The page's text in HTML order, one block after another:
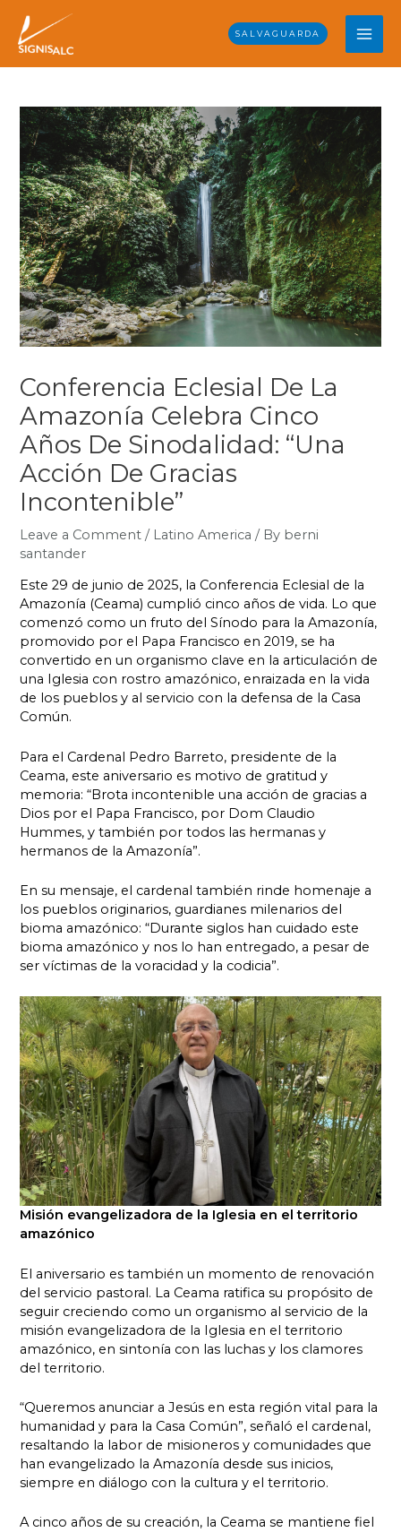
content
SALVAGUARDA
Conferencia Eclesial De La
Amazonía Celebra Cinco
Años De Sinodalidad: “Una
Acción De Gracias
Incontenible”
Leave a Comment / Latino America / By berni
santander
Este 29 de junio de 2025, la Conferencia Eclesial de la
Amazonía (Ceama) cumplió cinco años de vida. Lo que
comenzó como un fruto del Sínodo para la Amazonía,
promovido por el Papa Francisco en 2019, se ha
convertido en un organismo clave en la articulación de
una Iglesia con rostro amazónico, enraizada en la vida
de los pueblos y al servicio con la defensa de la Casa
Común.
Para el Cardenal Pedro Barreto, presidente de la
Ceama, este aniversario es motivo de gratitud y
memoria: “Brota incontenible una acción de gracias a
Dios por el Papa Francisco, por Dom Claudio
Hummes, y también por todos las hermanas y
hermanos de la Amazonía”.
En su mensaje, el cardenal también rinde homenaje a
los pueblos originarios, guardianes milenarios del
bioma amazónico: “Durante siglos han cuidado este
bioma amazónico y nos lo han entregado, a pesar de
ser víctimas de la voracidad y la codicia”.
Misión evangelizadora de la Iglesia en el territorio
amazónico
El aniversario es también un momento de renovación
del servicio pastoral. La Ceama ratifica su propósito de
seguir creciendo como un organismo al servicio de la
misión evangelizadora de la Iglesia en el territorio
amazónico, en sintonía con las luchas y los clamores
del territorio.
“Queremos anunciar a Jesús en esta región vital para la
humanidad y para la Casa Común”, señaló el cardenal,
resaltando la labor de misioneros y comunidades que
han evangelizado la Amazonía desde sus inicios,
siempre en diálogo con la cultura y el territorio.
A cinco años de su creación, la Ceama se mantiene fiel